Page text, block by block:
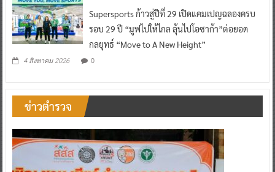
Supersports ก้าวสู่ปีที่ 29 เปิดแคมเปญฉลองครบ
รอบ 29 ปี “มูฟไปให้ไกล ลุ้นไปโอซาก้า”ต่อยอด
กลยุทธ์ “Move to A New Height”
4 สิงหาคม 2026 0
ข่าวตำรวจ